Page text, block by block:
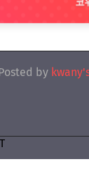
by